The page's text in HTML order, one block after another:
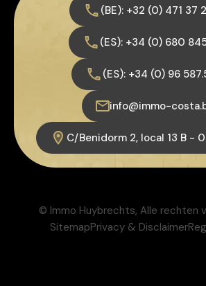
(BE): +32 (0) 471 37
(ES): +34 (0) 680
(ES): +34 (0) 96
info@immo-
C/Benidorm 2, local 13 B -
© Immo Huybrechts, Alle rechten
SitemapPrivacy & Disclaimer